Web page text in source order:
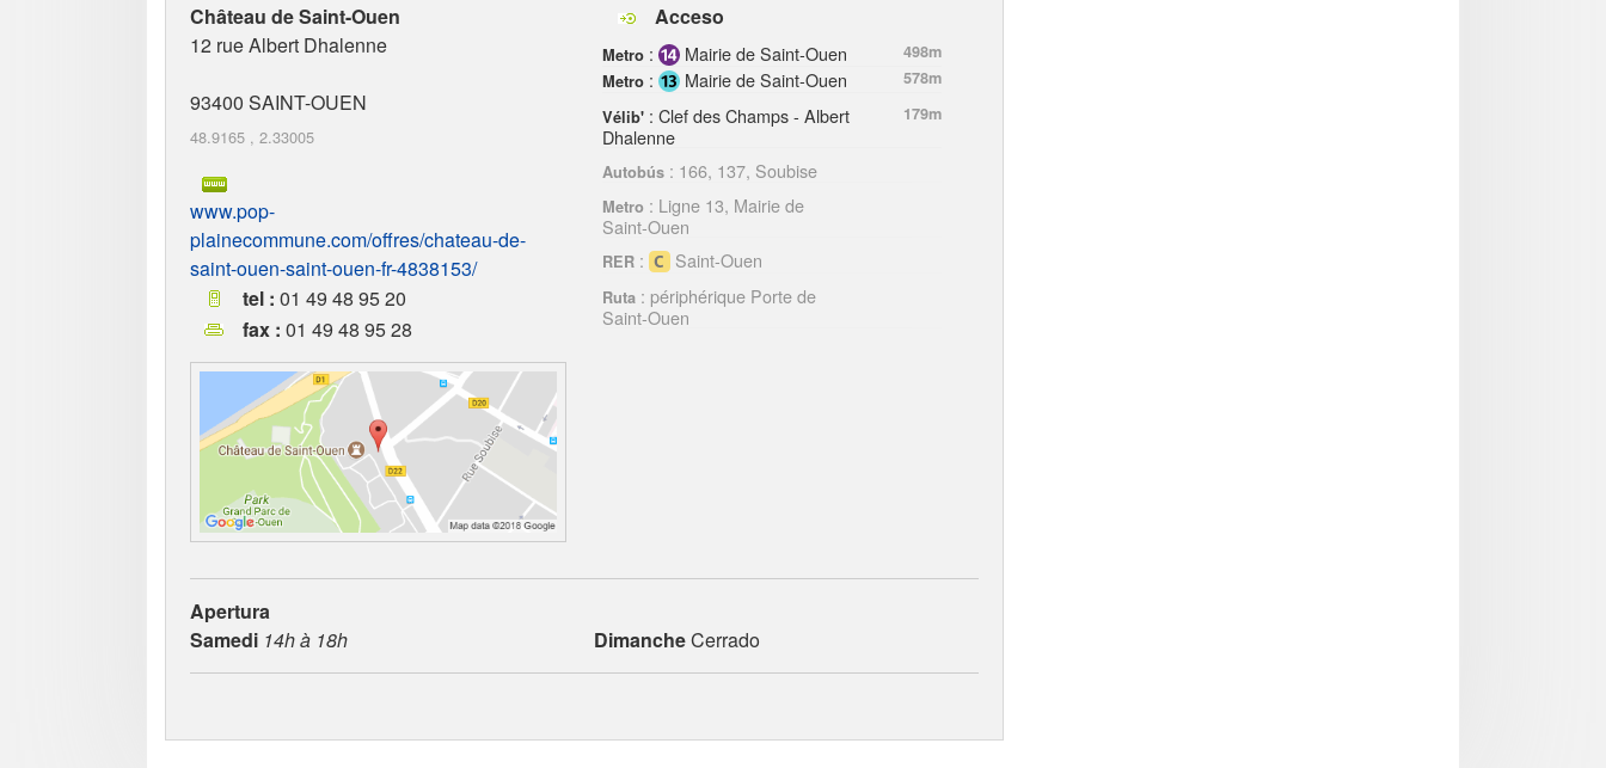
Château de Saint-Ouen
12 rue Albert Dhalenne
93400 SAINT-OUEN
48.9165 , 2.33005
www.pop-
plainecommune.com/offres/chateau-de-
saint-ouen-saint-ouen-fr-4838153/
tel : 01 49 48 95 20
fax : 01 49 48 95 28
Acceso
Metro : Mairie de Saint-Ouen
498m
Metro : Mairie de Saint-Ouen
578m
Vélib' : Clef des Champs - Albert
Dhalenne
179m
Autobús : 166, 137, Soubise
Metro : Ligne 13, Mairie de
Saint-Ouen
RER : Saint-Ouen
Ruta : périphérique Porte de
Saint-Ouen
Apertura
Samedi 14h à 18h DimancheCerrado